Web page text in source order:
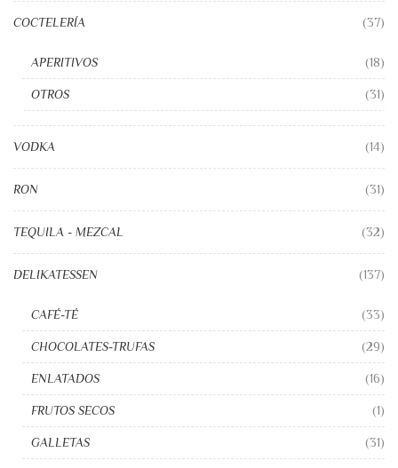
COCTELERÍA (37)
APERITIVOS (18)
OTROS (31)
VODKA (14)
RON (31)
TEQUILA - MEZCAL (32)
DELIKATESSEN (137)
CAFÉ-TÉ (33)
CHOCOLATES-TRUFAS (29)
ENLATADOS (16)
FRUTOS SECOS (1)
GALLETAS (31)